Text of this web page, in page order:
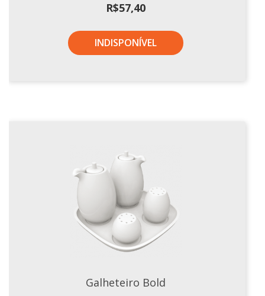
R$57,40
INDISPONÍVEL
Galheteiro Bold